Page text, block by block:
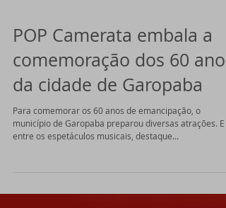
POP Camerata embala a
comemoração dos 60 anos
da cidade de Garopaba
Para comemorar os 60 anos de emancipação, o